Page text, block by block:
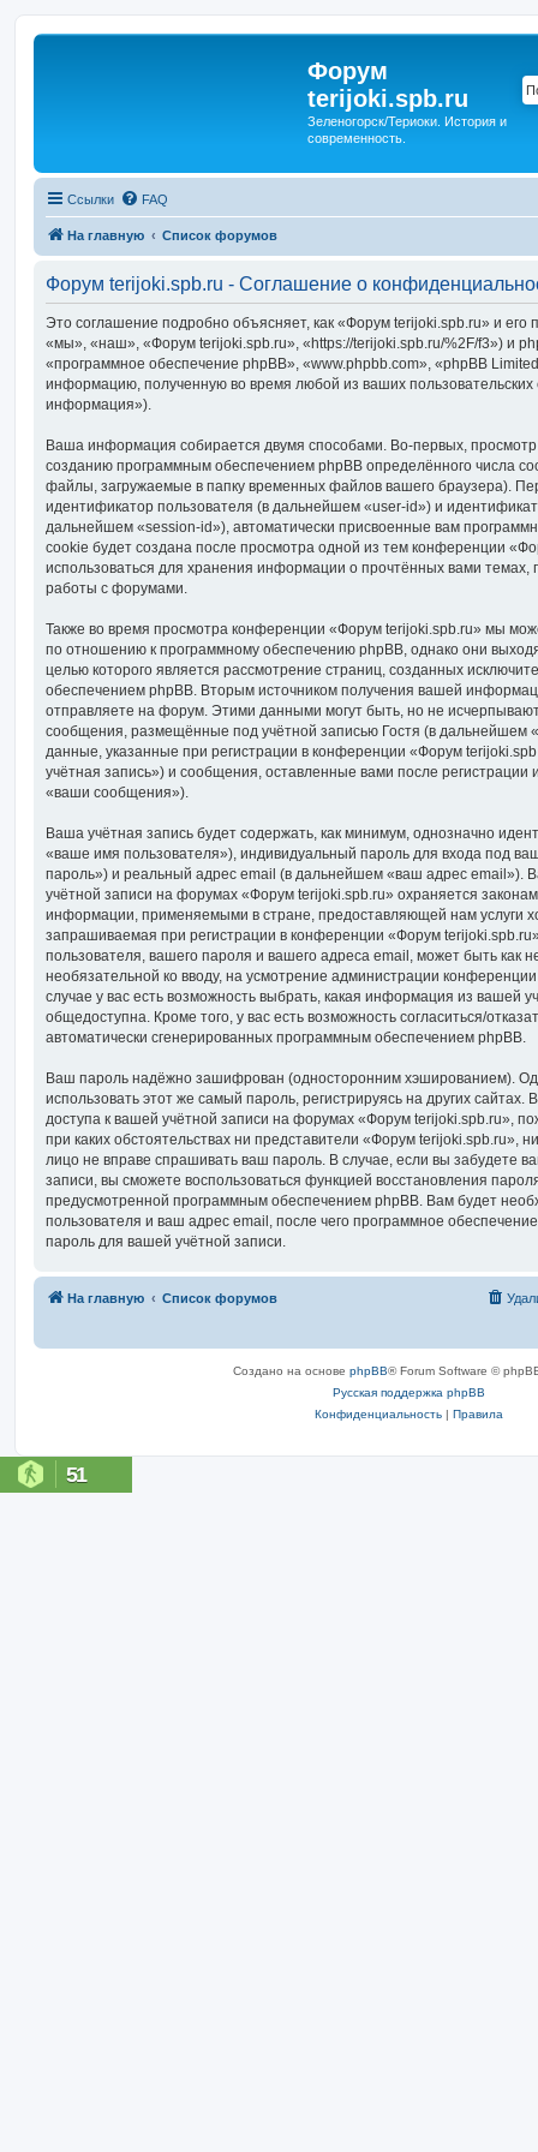
Форум
terijoki.spb.ru
Зеленогорск/Териоки. История и
современность.
Ссылки FAQ
На главную Список форумов
Форум terijoki.spb.ru - Соглашение о
Это соглашение подробно объясняет, как «Форум terijoki.spb.ru» и
«мы», «наш», «Форум terijoki.spb.ru», «https://terijoki.spb.ru/%2F/f3») и
«программное обеспечение phpBB», «www.phpbb.com», «phpBB
информацию, полученную во время любой из ваших
информация»).
Ваша информация собирается двумя способами. Во-первых,
созданию программным обеспечением phpBB определённого числа
файлы, загружаемые в папку временных файлов вашего браузера).
идентификатор пользователя (в дальнейшем «user-id») и
дальнейшем «session-id»), автоматически присвоенные вам
cookie будет создана после просмотра одной из тем конференции
использоваться для хранения информации о прочтённых вами
работы с форумами.
Также во время просмотра конференции «Форум terijoki.spb.ru» мы
по отношению к программному обеспечению phpBB, однако они
целью которого является рассмотрение страниц, созданных
обеспечением phpBB. Вторым источником получения вашей
отправляете на форум. Этими данными могут быть, но не
сообщения, размещённые под учётной записью Гостя (в дальнейшем
данные, указанные при регистрации в конференции «Форум
учётная запись») и сообщения, оставленные вами после
«ваши сообщения»).
Ваша учётная запись будет содержать, как минимум, однозначно
«ваше имя пользователя»), индивидуальный пароль для входа под
пароль») и реальный адрес email (в дальнейшем «ваш адрес email»).
учётной записи на форумах «Форум terijoki.spb.ru» охраняется
информации, применяемыми в стране, предоставляющей нам услуги
запрашиваемая при регистрации в конференции «Форум
пользователя, вашего пароля и вашего адреса email, может быть как
необязательной ко вводу, на усмотрение администрации
случае у вас есть возможность выбрать, какая информация из вашей
общедоступна. Кроме того, у вас есть возможность согласиться/
автоматически сгенерированных программным обеспечением phpBB.
Ваш пароль надёжно зашифрован (односторонним хэшированием).
использовать этот же самый пароль, регистрируясь на других
доступа к вашей учётной записи на форумах «Форум terijoki.spb.ru»,
при каких обстоятельствах ни представители «Форум terijoki.spb.ru»,
лицо не вправе спрашивать ваш пароль. В случае, если вы забудете
записи, вы сможете воспользоваться функцией восстановления
предусмотренной программным обеспечением phpBB. Вам будет
пользователя и ваш адрес email, после чего программное
пароль для вашей учётной записи.
На главную Список форумов
Создано на основе phpBB® Forum Software ©
Русская поддержка phpBB
Конфиденциальность | Правила
51